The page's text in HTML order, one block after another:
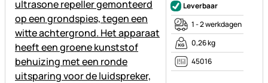
Leverbaar
1 - 2 werkdagen
0,26 kg
45016